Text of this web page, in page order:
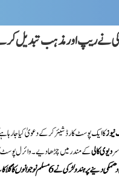
نیوزکا ایک پوسٹ کارڈ شیئر کر کے دعویٰ کیا جا
دیوی کالیکے مندر میں چڑھا دیے۔ وائرل پوسٹ